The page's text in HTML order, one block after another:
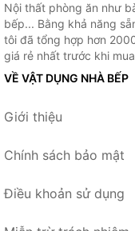
Nội thất phòng ăn như
bếp... Bằng khả năng
tôi đã tổng hợp hơn
giá rẻ nhất trước khi
VỀ VẬT DỤNG NHÀ BẾP
Giới thiệu
Chính sách bảo mật
Điều khoản sử dụng